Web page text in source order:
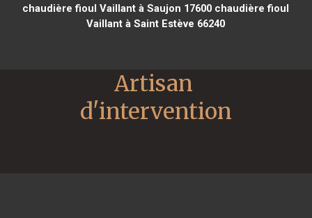
chaudière fioul Vaillant à Saujon 17600 chaudière fioul
Vaillant à Saint Estève 66240
Artisan
d'intervention